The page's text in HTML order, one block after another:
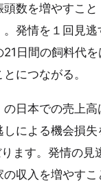
数を増やすこと
発情を１回見逃
日間の飼料代
につながる。
の日本での売上
による機会損失
ます。発情の見
収入を増やすこ